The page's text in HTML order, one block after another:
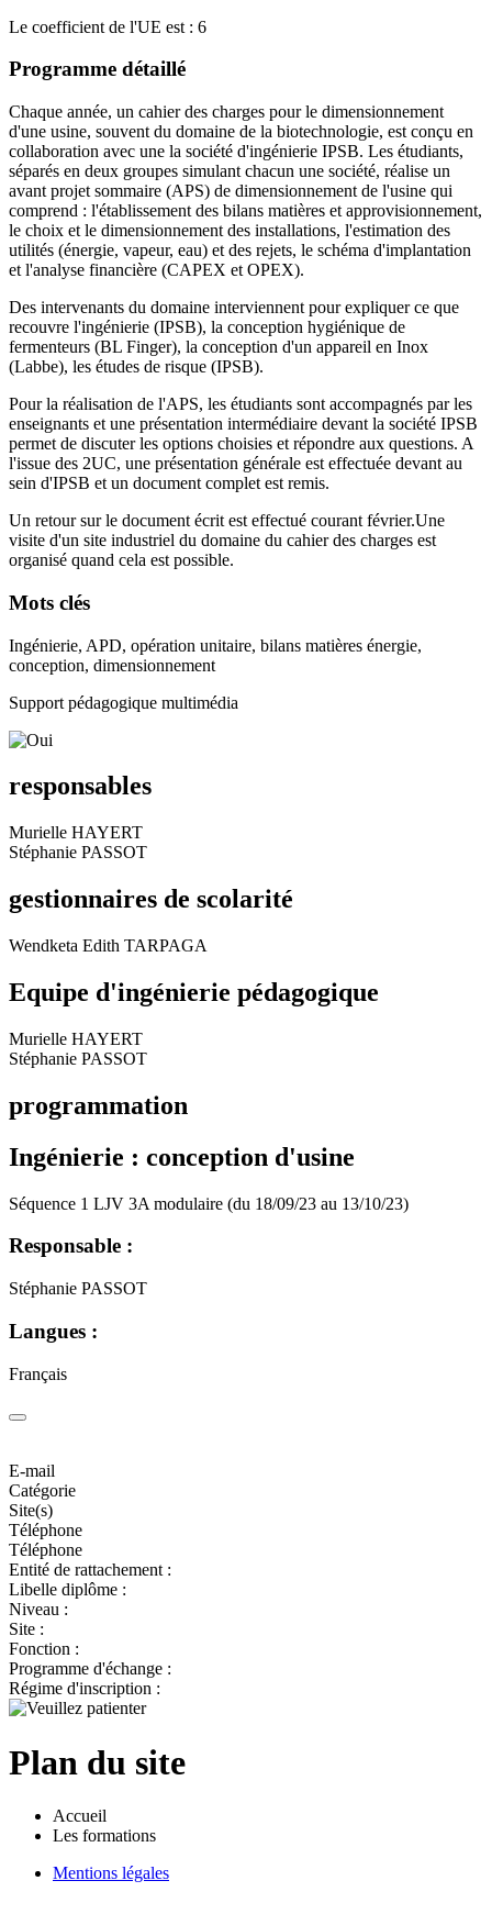
Le coefficient de l'UE est : 6
Programme détaillé
Chaque année, un cahier des charges pour le dimensionnement
d'une usine, souvent du domaine de la biotechnologie, est conçu en
collaboration avec une la société d'ingénierie IPSB. Les étudiants,
séparés en deux groupes simulant chacun une société, réalise un
avant projet sommaire (APS) de dimensionnement de l'usine qui
comprend : l'établissement des bilans matières et approvisionnement,
le choix et le dimensionnement des installations, l'estimation des
utilités (énergie, vapeur, eau) et des rejets, le schéma d'implantation
et l'analyse financière (CAPEX et OPEX).
Des intervenants du domaine interviennent pour expliquer ce que
recouvre l'ingénierie (IPSB), la conception hygiénique de
fermenteurs (BL Finger), la conception d'un appareil en Inox
(Labbe), les études de risque (IPSB).
Pour la réalisation de l'APS, les étudiants sont accompagnés par les
enseignants et une présentation intermédiaire devant la société IPSB
permet de discuter les options choisies et répondre aux questions. A
l'issue des 2UC, une présentation générale est effectuée devant au
sein d'IPSB et un document complet est remis.
Un retour sur le document écrit est effectué courant février.Une
visite d'un site industriel du domaine du cahier des charges est
organisé quand cela est possible.
Mots clés
Ingénierie, APD, opération unitaire, bilans matières énergie,
conception, dimensionnement
Support pédagogique multimédia
responsables
Murielle HAYERT
Stéphanie PASSOT
gestionnaires de scolarité
Wendketa Edith TARPAGA
Equipe d'ingénierie pédagogique
Murielle HAYERT
Stéphanie PASSOT
programmation
Ingénierie : conception d'usine
Séquence 1 LJV 3A modulaire (du 18/09/23 au 13/10/23)
Responsable :
Stéphanie PASSOT
Langues :
Français
E-mail
Catégorie
Site(s)
Téléphone
Téléphone
Entité de rattachement :
Libelle diplôme :
Niveau :
Site :
Fonction :
Programme d'échange :
Régime d'inscription :
Plan du site
Accueil
Les formations
Mentions légales